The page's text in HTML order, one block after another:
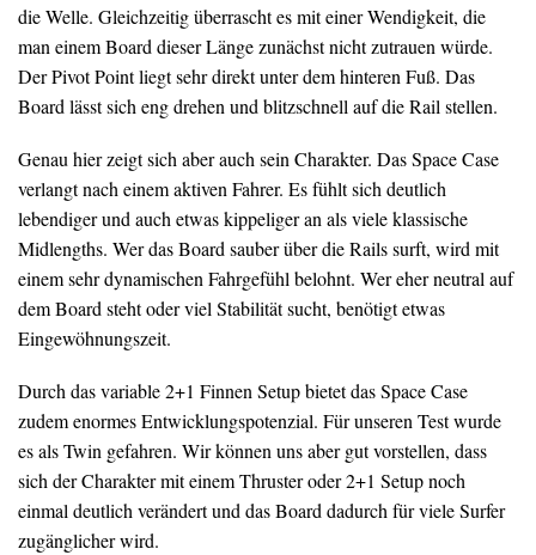
die Welle. Gleichzeitig überrascht es mit einer Wendigkeit, die
man einem Board dieser Länge zunächst nicht zutrauen würde.
Der Pivot Point liegt sehr direkt unter dem hinteren Fuß. Das
Board lässt sich eng drehen und blitzschnell auf die Rail stellen.
Genau hier zeigt sich aber auch sein Charakter. Das Space Case
verlangt nach einem aktiven Fahrer. Es fühlt sich deutlich
lebendiger und auch etwas kippeliger an als viele klassische
Midlengths. Wer das Board sauber über die Rails surft, wird mit
einem sehr dynamischen Fahrgefühl belohnt. Wer eher neutral auf
dem Board steht oder viel Stabilität sucht, benötigt etwas
Eingewöhnungszeit.
Durch das variable 2+1 Finnen Setup bietet das Space Case
zudem enormes Entwicklungspotenzial. Für unseren Test wurde
es als Twin gefahren. Wir können uns aber gut vorstellen, dass
sich der Charakter mit einem Thruster oder 2+1 Setup noch
einmal deutlich verändert und das Board dadurch für viele Surfer
zugänglicher wird.